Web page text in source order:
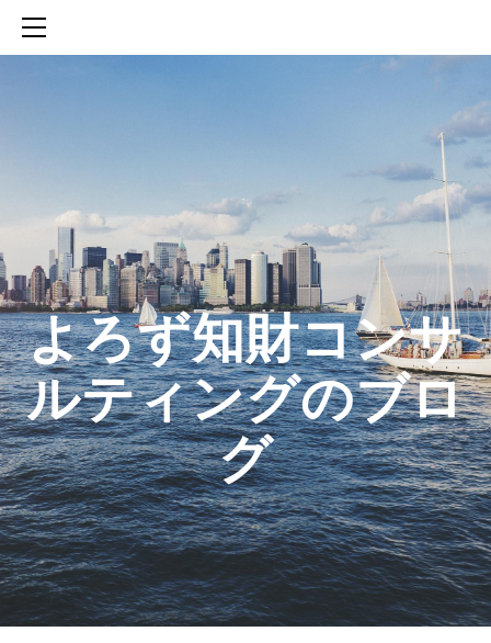
​よろず知財コンサ
ルティングのブロ
グ
SERVICES
知財活動のROICへの貢献
生成AIを活用した知財戦略の策定方法
生成AIとの「壁打ち」で、新たな発明を創出する方法